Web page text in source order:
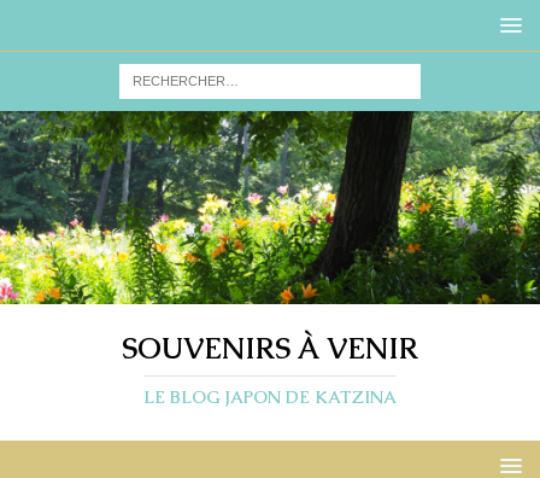
SOUVENIRS À VENIR
LE BLOG JAPON DE KATZINA